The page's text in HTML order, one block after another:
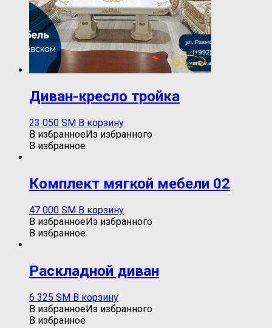
Диван-кресло тройка
23 050 ЅМ В корзину
В избранноеИз избранного
В избранное
Комплект мягкой мебели 02
47 000 ЅМ В корзину
В избранноеИз избранного
В избранное
Раскладной диван
6 325 ЅМ В корзину
В избранноеИз избранного
В избранное